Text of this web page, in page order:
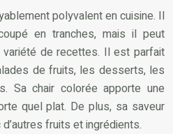
polyvalent en cuisine. Il
en tranches, mais il peut
de recettes. Il est parfait
de fruits, les desserts, les
Sa chair colorée apporte une
quel plat. De plus, sa saveur
fruits et ingrédients.